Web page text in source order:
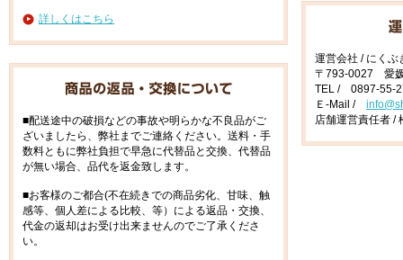
詳しくはこちら
■配送途中の破損などの事故や明らかな不良品がご
ざいましたら、弊社までご連絡ください。送料・手
数料ともに弊社負担で早急に代替品と交換、代替品
が無い場合、品代を返金致します。
■お客様のご都合(不在続きでの商品劣化、甘味、触
感等、個人差による比較、等）による返品・交換、
代金の返却はお受け出来ませんのでご了承くださ
い。
運営会社 / にくぶ
〒793-0027 愛
TEL / 0897-55-
Ｅ-Mail /
店舗運営責任者 /